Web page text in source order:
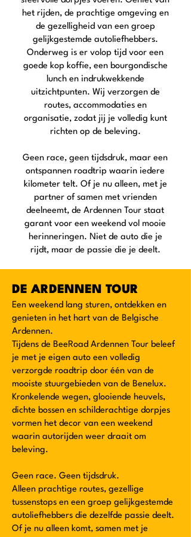
het rijden, de prachtige omgeving en
de gezelligheid van een groep
gelijkgestemde autoliefhebbers.
Onderweg is er volop tijd voor een
goede kop koffie, een bourgondische
lunch en indrukwekkende
uitzichtpunten. Wij verzorgen de
routes, accommodaties en
organisatie, zodat jij je volledig kunt
richten op de beleving.
Geen race, geen tijdsdruk, maar een
ontspannen roadtrip waarin iedere
kilometer telt. Of je nu alleen, met je
partner of samen met vrienden
deelneemt, de Ardennen Tour staat
garant voor een weekend vol mooie
herinneringen. Niet de auto die je
rijdt, maar de passie die je deelt.
DE ARDENNEN TOUR
Een weekend lang sturen, ontdekken en
genieten in het hart van de Belgische
Ardennen.
Tijdens de BeeRoad Ardennen Tour beleef
je met je eigen auto een volledig
verzorgde roadtrip door één van de
mooiste stuurgebieden van de Benelux.
Kronkelende wegen, glooiende heuvels,
dichte bossen en schilderachtige dorpjes
vormen het decor van een weekend
waarin autorijden weer draait om
beleving.
Geen race. Geen tijdsdruk.
Alleen prachtige routes, gezellige
tussenstops en een groep gelijkgestemde
autoliefhebbers die dezelfde passie deelt.
Of je nu alleen komt, samen met je